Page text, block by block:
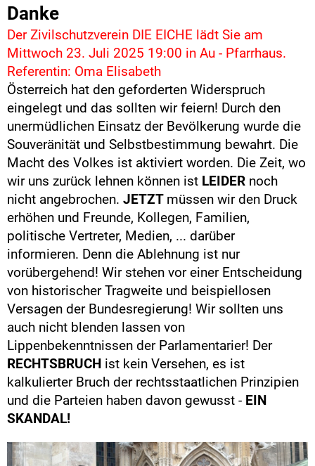
Danke
Der Zivilschutzverein DIE EICHE lädt Sie am
Mittwoch 23. Juli 2025 19:00 in Au - Pfarrhaus.
Referentin: Oma Elisabeth
Österreich hat den geforderten Widerspruch
eingelegt und das sollten wir feiern! Durch den
unermüdlichen Einsatz der Bevölkerung wurde die
Souveränität und Selbstbestimmung bewahrt. Die
Macht des Volkes ist aktiviert worden. Die Zeit, wo
wir uns zurück lehnen können ist LEIDER noch
nicht angebrochen. JETZT müssen wir den Druck
erhöhen und Freunde, Kollegen, Familien,
politische Vertreter, Medien, ... darüber
informieren. Denn die Ablehnung ist nur
vorübergehend! Wir stehen vor einer Entscheidung
von historischer Tragweite und beispiellosen
Versagen der Bundesregierung! Wir sollten uns
auch nicht blenden lassen von
Lippenbekenntnissen der Parlamentarier! Der
RECHTSBRUCH ist kein Versehen, es ist
kalkulierter Bruch der rechtsstaatlichen Prinzipien
und die Parteien haben davon gewusst - EIN
SKANDAL!